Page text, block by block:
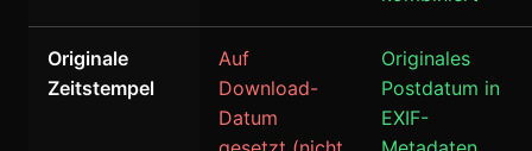
Originale
Zeitstempel
Auf
Download-
Datum
Originales
Postdatum in
EXIF-